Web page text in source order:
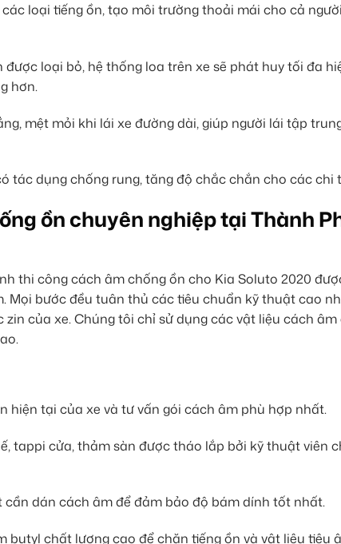
loại tiếng ồn, tạo môi trường thoải mái cho cả
được loại bỏ, hệ thống loa trên xe sẽ phát huy tối đa
hơn.
mệt mỏi khi lái xe đường dài, giúp người lái tập
tác dụng chống rung, tăng độ chắc chắn cho các chi
ồn chuyên nghiệp tại Thành
thi công cách âm chống ồn cho Kia Soluto 2020
Mọi bước đều tuân thủ các tiêu chuẩn kỹ thuật cao
của xe. Chúng tôi chỉ sử dụng các vật liệu cách âm
tại của xe và tư vấn gói cách âm phù hợp nhất.
tappi cửa, thảm sàn được tháo lắp bởi kỹ thuật viên
dán cách âm để đảm bảo độ bám dính tốt nhất.
butyl chất lượng cao để chặn tiếng ồn và vật liệu tiêu